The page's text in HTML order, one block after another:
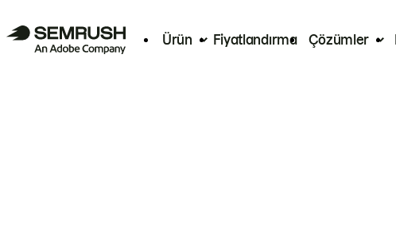
Ürün Fiyatlandırma Çözümler